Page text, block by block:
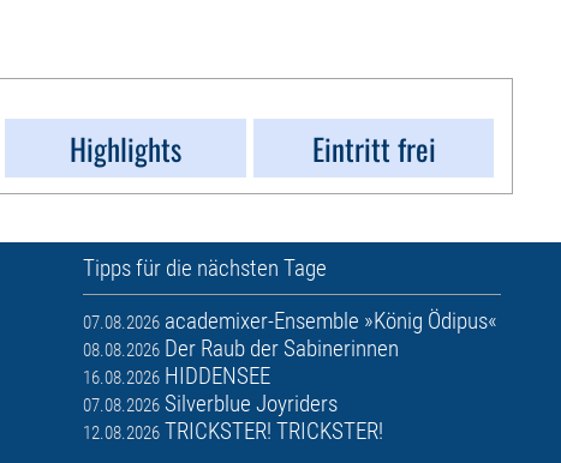
Highlights Eintritt frei
Tipps für die nächsten Tage
07.08.2026 academixer-Ensemble »König Ödipus«
08.08.2026 Der Raub der Sabinerinnen
16.08.2026 HIDDENSEE
07.08.2026 Silverblue Joyriders
12.08.2026 TRICKSTER! TRICKSTER!